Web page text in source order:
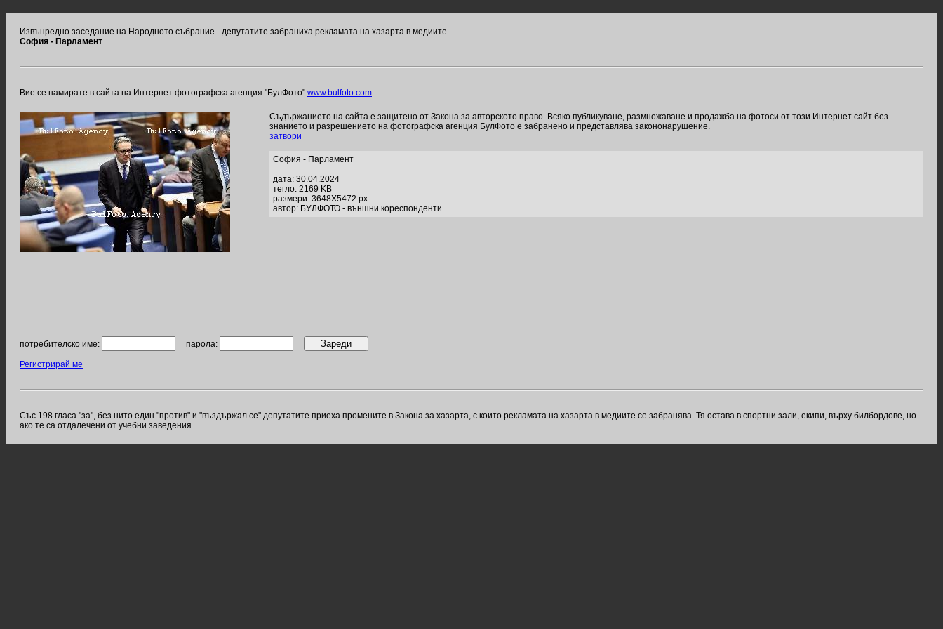
Извънредно заседание на Народното събраниe - депутатите забраниха рекламата на хазарта в медиите
София - Парламент
Вие се намирате в сайта на Интернет фотографска агенция "БулФото" www.bulfoto.com
Съдържанието на сайта е защитено от Закона за авторското право. Всяко публикуване, размножаване и продажба на фотоси от този Интернет сайт без
знанието и разрешението на фотографска агенция БулФото е забранено и представлява закононарушение.
затвори
София - Парламент
дата: 30.04.2024
тегло: 2169 KB
размери: 3648X5472 px
автор: БУЛФОТО - външни кореспонденти
потребителско име: парола:
Регистрирай ме
Със 198 гласа "за", без нито един "против" и "въздържал се" депутатите приеха промените в Закона за хазарта, с които рекламата на хазарта в медиите се забранява. Тя остава в спортни зали, екипи, върху билбордове, но
ако те са отдалечени от учебни заведения.